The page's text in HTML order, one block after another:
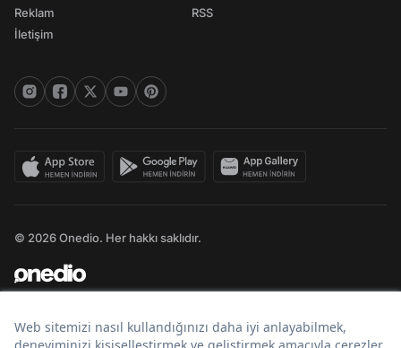
Reklam
İletişim
RSS
© 2026 Onedio. Her hakkı saklıdır.
Bir markasıdır.